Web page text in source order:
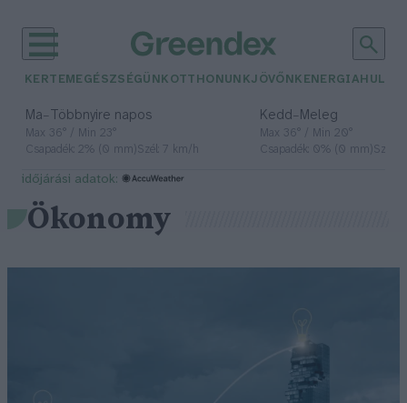
KERTEM EGÉSZSÉGÜNK OTTHONUNKJÖVŐNK ENERGIA
Ma– Többnyire napos
Max 36° / Min 23°
Csapadék: 2% (0 mm)Szél: 7 km/h
Kedd– Meleg
Max 36° / Min 20°
Csapadék: 0% (0 mm)Szél:
időjárási adatok:
Ökonomy